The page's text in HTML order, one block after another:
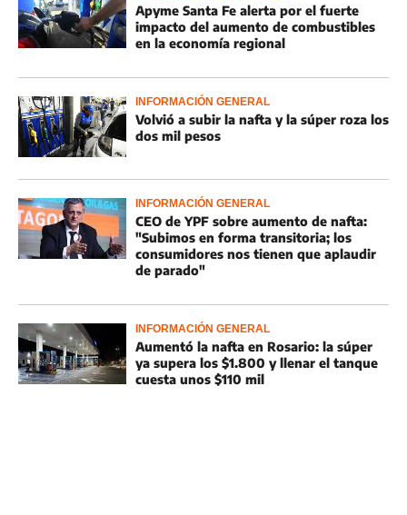
Apyme Santa Fe alerta por el fuerte
impacto del aumento de combustibles
en la economía regional
INFORMACIÓN GENERAL
Volvió a subir la nafta y la súper roza los
dos mil pesos
INFORMACIÓN GENERAL
CEO de YPF sobre aumento de nafta:
"Subimos en forma transitoria; los
consumidores nos tienen que aplaudir
de parado"
INFORMACIÓN GENERAL
Aumentó la nafta en Rosario: la súper
ya supera los $1.800 y llenar el tanque
cuesta unos $110 mil